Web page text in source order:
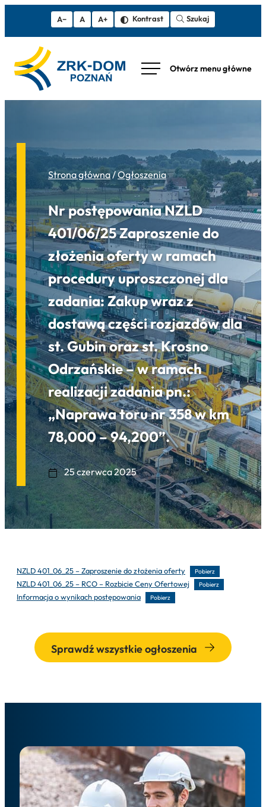
A− A A+ Kontrast Szukaj
Strona główna/Ogłoszenia
Nr postępowania NZLD
401/06/25 Zaproszenie do
złożenia oferty w ramach
procedury uproszczonej dla
zadania: Zakup wraz z
dostawą części rozjazdów dla
st. Gubin oraz st. Krosno
Odrzańskie – w ramach
realizacji zadania pn.:
„Naprawa toru nr 358 w km
78,000 – 94,200”.
25 czerwca 2025
NZLD 401_06_25 – Zaproszenie do złożenia oferty Pobierz
NZLD 401_06_25 – RCO – Rozbicie Ceny Ofertowej Pobierz
Informacja o wynikach postępowania Pobierz
Sprawdź wszystkie ogłoszenia